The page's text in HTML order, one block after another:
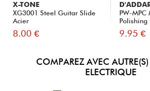
X-TONE
XG3001 Steel Guitar Slide
Acier
8.00 €
PW-
Polishing
9.95 €
COMPAREZ AVEC AUTRE(S)
ELECTRIQUE